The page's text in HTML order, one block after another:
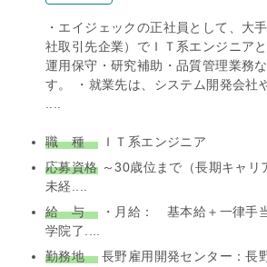
・エイジェックの正社員として、大
社取引先企業）でＩＴ系エンジニア
運用保守・研究補助・品質管理業務
す。 ・就業先は、システム開発会社
職 種ＩＴ系エンジニア
応募資格～30歳位まで（長期キャリ
未経....
給 与・月給： 基本給＋
学院了....
勤務地長野雇用開発センター：長